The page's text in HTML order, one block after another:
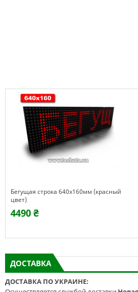
Бегущая строка 640х160мм (красный
цвет)
4490 ₴
ДОСТАВКА
ДОСТАВКА ПО УКРАИНЕ: